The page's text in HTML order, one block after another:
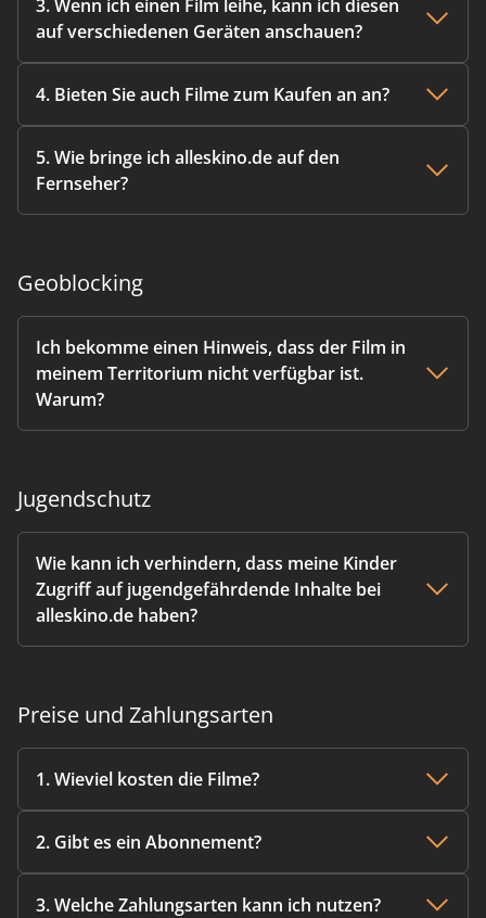
3. Wenn ich einen Film leihe, kann ich diesen
auf verschiedenen Geräten anschauen?
4. Bieten Sie auch Filme zum Kaufen an an?
5. Wie bringe ich alleskino.de auf den
Fernseher?
Geoblocking
Ich bekomme einen Hinweis, dass der Film in
meinem Territorium nicht verfügbar ist.
Warum?
Jugendschutz
Wie kann ich verhindern, dass meine Kinder
Zugriff auf jugendgefährdende Inhalte bei
alleskino.de haben?
Preise und Zahlungsarten
1. Wieviel kosten die Filme?
2. Gibt es ein Abonnement?
3. Welche Zahlungsarten kann ich nutzen?